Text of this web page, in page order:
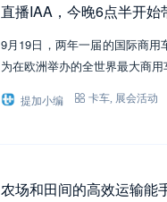
直播IAA，今晚6点半开
9月19日，两年一届的国际商
为在欧洲举办的全世界最大商
提加小编 卡车, 展会活动
农场和田间的高效运输能